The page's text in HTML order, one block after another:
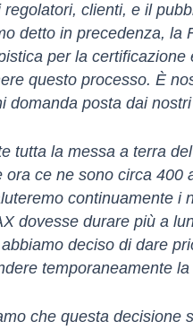
regolatori, clienti, e il
detto in precedenza, la
per la
questo processo. È
domanda posta dai
tutta la messa a terra
ora ce ne sono circa 400
continuamente i
dovesse durare più a
deciso di dare
temporaneamente
che questa decisione